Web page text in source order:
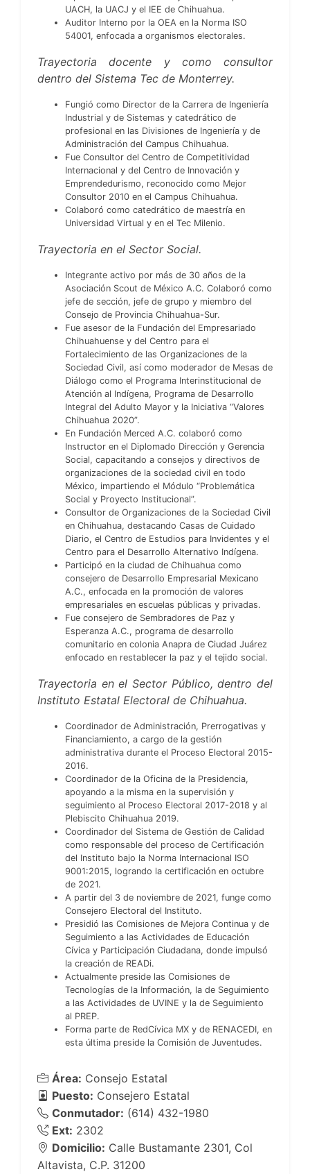
UACH, la UACJ y el IEE de Chihuahua.
Auditor Interno por la OEA en la Norma ISO
54001, enfocada a organismos electorales.
Trayectoria docente y como consultor
dentro del Sistema Tec de Monterrey.
Fungió como Director de la Carrera de Ingeniería
Industrial y de Sistemas y catedrático de
profesional en las Divisiones de Ingeniería y de
Administración del Campus Chihuahua.
Fue Consultor del Centro de Competitividad
Internacional y del Centro de Innovación y
Emprendedurismo, reconocido como Mejor
Consultor 2010 en el Campus Chihuahua.
Colaboró como catedrático de maestría en
Universidad Virtual y en el Tec Milenio.
Trayectoria en el Sector Social.
Integrante activo por más de 30 años de la
Asociación Scout de México A.C. Colaboró como
jefe de sección, jefe de grupo y miembro del
Consejo de Provincia Chihuahua-Sur.
Fue asesor de la Fundación del Empresariado
Chihuahuense y del Centro para el
Fortalecimiento de las Organizaciones de la
Sociedad Civil, así como moderador de Mesas de
Diálogo como el Programa Interinstitucional de
Atención al Indígena, Programa de Desarrollo
Integral del Adulto Mayor y la Iniciativa “Valores
Chihuahua 2020”.
En Fundación Merced A.C. colaboró como
Instructor en el Diplomado Dirección y Gerencia
Social, capacitando a consejos y directivos de
organizaciones de la sociedad civil en todo
México, impartiendo el Módulo “Problemática
Social y Proyecto Institucional”.
Consultor de Organizaciones de la Sociedad Civil
en Chihuahua, destacando Casas de Cuidado
Diario, el Centro de Estudios para Invidentes y el
Centro para el Desarrollo Alternativo Indígena.
Participó en la ciudad de Chihuahua como
consejero de Desarrollo Empresarial Mexicano
A.C., enfocada en la promoción de valores
empresariales en escuelas públicas y privadas.
Fue consejero de Sembradores de Paz y
Esperanza A.C., programa de desarrollo
comunitario en colonia Anapra de Ciudad Juárez
enfocado en restablecer la paz y el tejido social.
Trayectoria en el Sector Público, dentro del
Instituto Estatal Electoral de Chihuahua.
Coordinador de Administración, Prerrogativas y
Financiamiento, a cargo de la gestión
administrativa durante el Proceso Electoral 2015-
2016.
Coordinador de la Oficina de la Presidencia,
apoyando a la misma en la supervisión y
seguimiento al Proceso Electoral 2017-2018 y al
Plebiscito Chihuahua 2019.
Coordinador del Sistema de Gestión de Calidad
como responsable del proceso de Certificación
del Instituto bajo la Norma Internacional ISO
9001:2015, logrando la certificación en octubre
de 2021.
A partir del 3 de noviembre de 2021, funge como
Consejero Electoral del Instituto.
Presidió las Comisiones de Mejora Continua y de
Seguimiento a las Actividades de Educación
Cívica y Participación Ciudadana, donde impulsó
la creación de READi.
Actualmente preside las Comisiones de
Tecnologías de la Información, la de Seguimiento
a las Actividades de UVINE y la de Seguimiento
al PREP.
Forma parte de RedCívica MX y de RENACEDI, en
esta última preside la Comisión de Juventudes.
Área: Consejo Estatal
Puesto: Consejero Estatal
Conmutador: (614) 432-1980
Ext: 2302
Domicilio: Calle Bustamante 2301, Col
Altavista, C.P. 31200